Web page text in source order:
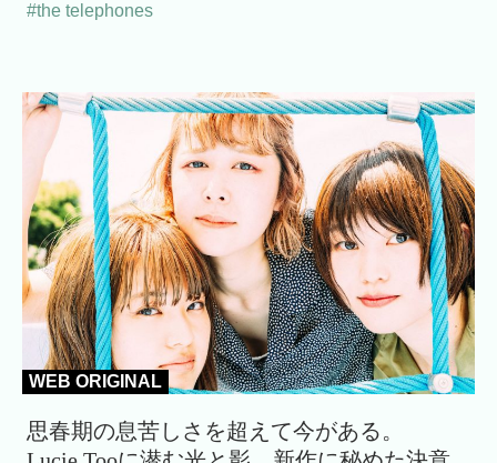
#the telephones
WEB ORIGINAL
思春期の息苦しさを超えて今がある。